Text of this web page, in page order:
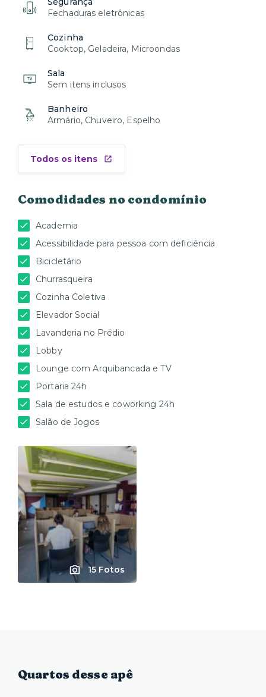
Fechaduras eletrônicas
Cozinha
Cooktop, Geladeira, Microondas
Sala
Sem itens inclusos
Banheiro
Armário, Chuveiro, Espelho
Todos os itens
Comodidades no condomínio
Academia
Acessibilidade para pessoa com deficiência
Bicicletário
Churrasqueira
Cozinha Coletiva
Elevador Social
Lavanderia no Prédio
Lobby
Lounge com Arquibancada e TV
Portaria 24h
Sala de estudos e coworking 24h
Salão de Jogos
15 Fotos
Quartos desse apê